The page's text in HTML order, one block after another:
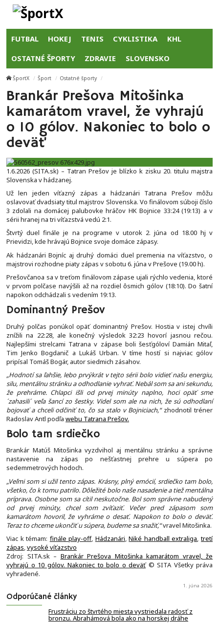
FUTBAL HOKEJ TENIS CYKLISTIKA KHL
OSTATNÉ ŠPORTY ZDRAVIE SLOVENSKO
ŠportX Šport Ostatné športy
Brankár Prešova Mitošinka
kamarátom vravel, že vyhrajú
o 10 gólov. Nakoniec to bolo o
deväť
1.6.2026 (SITA.sk) – Tatran Prešov je blízko k zisku 20. titulu majstra
Slovenska v hádzanej.
Už len jeden víťazný zápas a hádzanári Tatrana Prešov môžu
oslavovať dvadsiaty titul majstrov Slovenska. Vo finálovom súboji číslo
3 zdolali na domácej palubovke hráčov HK Bojnice 33:24 (19:13) a v
sérii hranej na tri víťazstvá vedú 2:1.
Štvrtý duel finále je na programe v utorok 2. júna od 18.00 hj v
Prievidzi, kde hrávajú Bojnice svoje domáce zápasy.
Ak hádzanári Bojníc aj druhý domáci duel premenia na víťazstvo, o
majstrovi rozhodne piaty zápas v sobotu 6. júna v Prešove (19.00 h).
Prešovčanoa sa v treťom finálovom zápase ujali rýchlo vedenia, ktoré
v prvom polčase navýšili až na rozdiel ôsmich gólov (18:10). Do šatní
napokon odchádzali s vedením 19:13.
Dominantný Prešov
Druhý polčas ponúkol opäť dominantný Prešov. Hostia v istej chvíli
znížili na 22:28, ale konečný výsledok 32:23 hovorí jasnou rečou.
Najlepšími strelcami Tatrana v zápase boli šesťgóloví Damián Mitaľ,
Tim Jenko Bogdanič a Lukáš Urban. V tíme hostí si najviac gólov
pripísal Tomáš Bogár, autor siedmich zásahov.
„Hodnotí sa ľahšie, lebo prvýkrát v tejto sérii bolo vidieť našu energiu,
silu, mentálnu stránku a odhodlanie vyhrať. Nebál som sa ani sekundu,
že prehráme. Chlapci išli od prvej minúty naplno, hoci opäť sme
´zahasili´ veľa šancí zo šestky. Videl som ale na nich, že sú odhodlaní
bojovať a chceli odčiniť to, čo sa stalo v Bojniciach,“zhodnotil tréner
Radoslav Antl podľa webu Tatrana Prešov.
Bolo tam srdiečko
Brankár Matúš Mitošinka vyzdvihol aj mentálnu stránku a správne
nastavenie na zápas po nešťastnej prehre u súpera po
sedemmetrových hodoch.
„Veľmi som si užil tento zápas. Krásny, plný emócií, srdiečko tam bolo,
všetko, čo k tomu patrilo. Dôležité bolo naše nasadenie a tiež mentálna
príprava. Osobne som sa cítil neskutočne. Bol som správne nabudený
od prvej minúty, chcel som zvíťaziť. Večer pred zápasom som
kamarátom hovoril, že vyhráme o desať. Napokon to bolo o deväť.
Teraz to chceme ukončiť u súpera, budeme sa snažiť,“vravel Mitošinka.
Viac k témam: finále play-off, Hádzanári,Niké handball extraliga,tretí
zápas,vysoké víťazstvo
Zdroj: SITA.sk – Brankár Prešova Mitošinka kamarátom vravel, že
vyhrajú o 10 gólov. Nakoniec to bolo o deväť© SITA Všetky práva
vyhradené.
1. júna 2026
Odporúčané články
Frustráciu zo štvrtého miesta vystriedala radosť z
bronzu. Abrahámová bola ako na horskej dráhe